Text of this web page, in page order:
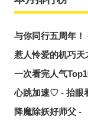
与你同行五周年
惹人怜爱的机巧
一次看完人气
心跳加速♡ - 抬眼
降魔除妖好师父 -